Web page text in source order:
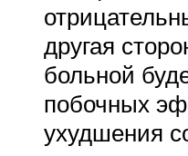
другая
больной
побочных
ухудшения